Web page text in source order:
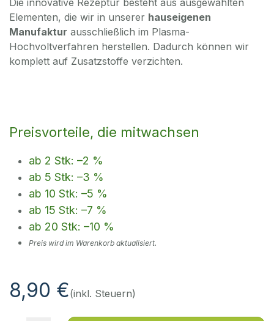
Die innovative Rezeptur besteht aus ausgewählten
Elementen, die wir in unserer hauseigenen
Manufaktur ausschließlich im Plasma-
Hochvoltverfahren herstellen. Dadurch können wir
komplett auf Zusatzstoffe verzichten.
Preisvorteile, die mitwachsen
ab 2 Stk: –2 %
ab 5 Stk: –3 %
ab 10 Stk: –5 %
ab 15 Stk: –7 %
ab 20 Stk: –10 %
Preis wird im Warenkorb aktualisiert.
8,90 €(inkl. Steuern)